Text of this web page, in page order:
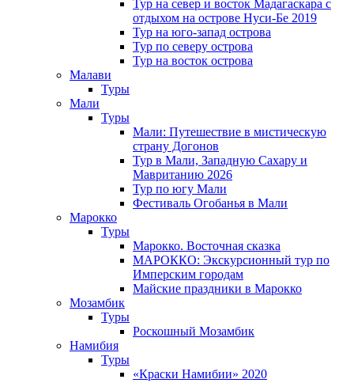
Тур на север и восток Мадагаскара с
отдыхом на острове Нуси-Бе 2019
Тур на юго-запад острова
Тур по северу острова
Тур на восток острова
Малави
Туры
Мали
Туры
Мали: Путешествие в мистическую
страну Догонов
Тур в Мали, Западную Сахару и
Мавританию 2026
Тур по югу Мали
Фестиваль Огобанья в Мали
Марокко
Туры
Марокко. Восточная сказка
МАРОККО: Экскурсионный тур по
Имперским городам
Майские праздники в Марокко
Мозамбик
Туры
Роскошный Мозамбик
Намибия
Туры
«Краски Намибии» 2020